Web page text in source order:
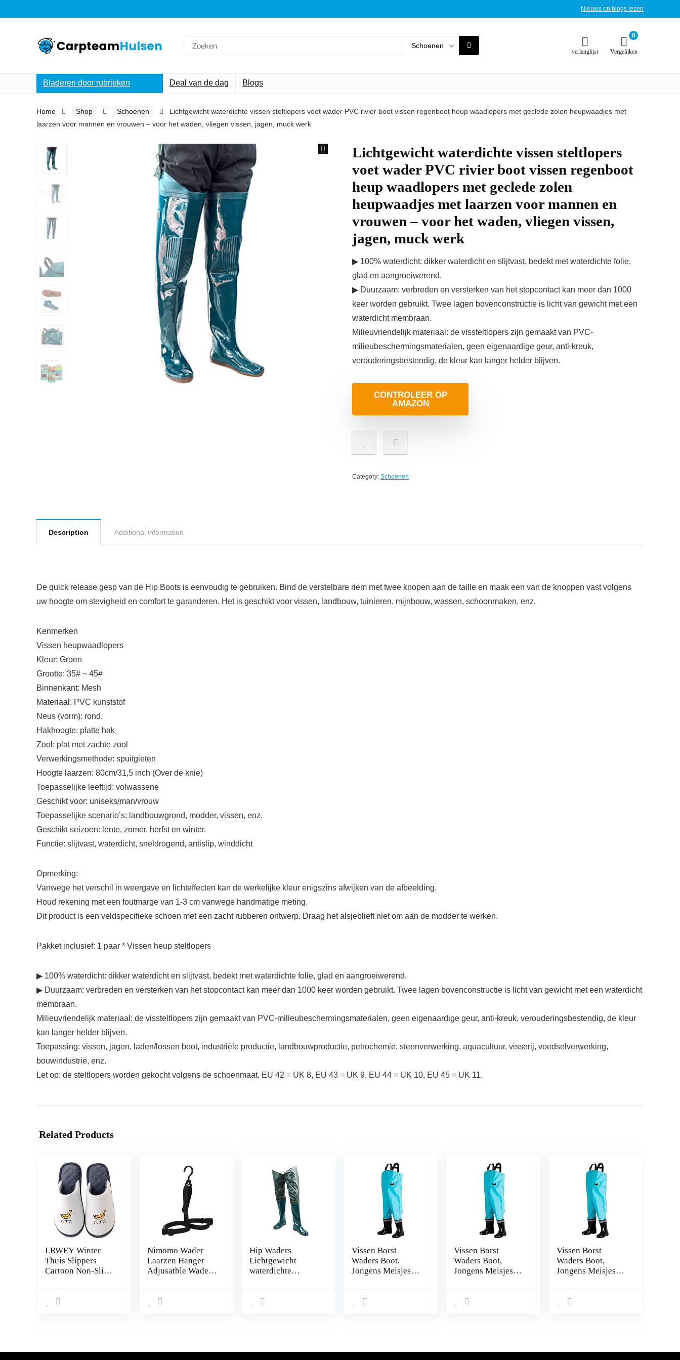
Nieuws en blogs lezen
Search
for:
Schoenen
verlanglijst
0
Vergelijken
Bladeren door rubrieken Deal van de dag Blogs
Home Shop Schoenen
Lichtgewicht waterdichte vissen steltlopers voet wader PVC rivier boot vissen regenboot heup waadlopers met geclede zolen heupwaadjes met
laarzen voor mannen en vrouwen – voor het waden, vliegen vissen, jagen, muck werk
Lichtgewicht waterdichte vissen steltlopers
voet wader PVC rivier boot vissen regenboot
heup waadlopers met geclede zolen
heupwaadjes met laarzen voor mannen en
vrouwen – voor het waden, vliegen vissen,
jagen, muck werk
▶ 100% waterdicht: dikker waterdicht en slijtvast, bedekt met waterdichte folie,
glad en aangroeiwerend.
▶ Duurzaam: verbreden en versterken van het stopcontact kan meer dan 1000
keer worden gebruikt. Twee lagen bovenconstructie is licht van gewicht met een
waterdicht membraan.
Milieuvriendelijk materiaal: de vissteltlopers zijn gemaakt van PVC-
milieubeschermingsmaterialen, geen eigenaardige geur, anti-kreuk,
verouderingsbestendig, de kleur kan langer helder blijven.
CONTROLEER OP
AMAZON
Category: Schoenen
Description Additional information
De quick release gesp van de Hip Boots is eenvoudig te gebruiken. Bind de verstelbare riem met twee knopen aan de taille en maak een van de knoppen vast volgens
uw hoogte om stevigheid en comfort te garanderen. Het is geschikt voor vissen, landbouw, tuinieren, mijnbouw, wassen, schoonmaken, enz.
Kenmerken
Vissen heupwaadlopers
Kleur: Groen
Grootte: 35# ~ 45#
Binnenkant: Mesh
Materiaal: PVC kunststof
Neus (vorm): rond.
Hakhoogte: platte hak
Zool: plat met zachte zool
Verwerkingsmethode: spuitgieten
Hoogte laarzen: 80cm/31,5 inch (Over de knie)
Toepasselijke leeftijd: volwassene
Geschikt voor: uniseks/man/vrouw
Toepasselijke scenario’s: landbouwgrond, modder, vissen, enz.
Geschikt seizoen: lente, zomer, herfst en winter.
Functie: slijtvast, waterdicht, sneldrogend, antislip, winddicht
Opmerking:
Vanwege het verschil in weergave en lichteffecten kan de werkelijke kleur enigszins afwijken van de afbeelding.
Houd rekening met een foutmarge van 1-3 cm vanwege handmatige meting.
Dit product is een veldspecifieke schoen met een zacht rubberen ontwerp. Draag het alsjeblieft niet om aan de modder te werken.
Pakket inclusief: 1 paar * Vissen heup steltlopers
▶ 100% waterdicht: dikker waterdicht en slijtvast, bedekt met waterdichte folie, glad en aangroeiwerend.
▶ Duurzaam: verbreden en versterken van het stopcontact kan meer dan 1000 keer worden gebruikt. Twee lagen bovenconstructie is licht van gewicht met een waterdicht
membraan.
Milieuvriendelijk materiaal: de vissteltlopers zijn gemaakt van PVC-milieubeschermingsmaterialen, geen eigenaardige geur, anti-kreuk, verouderingsbestendig, de kleur
kan langer helder blijven.
Toepassing: vissen, jagen, laden/lossen boot, industriële productie, landbouwproductie, petrochemie, steenverwerking, aquacultuur, visserij, voedselverwerking,
bouwindustrie, enz.
Let op: de steltlopers worden gekocht volgens de schoenmaat, EU 42 = UK 8, EU 43 = UK 9, EU 44 = UK 10, EU 45 = UK 11.
Related Products
LRWEY Winter
Thuis Slippers
Cartoon Non-Slip
Vloerschoenen
Outdoor Anti-slip
Nimomo Wader
Laarzen Hanger
Adjusatble Wader
Regen Laarzen
Hip Waders
Lichtgewicht
waterdichte
vrouwen, PVC
Vissen Borst
Waders Boot,
Jongens Meisjes
Jagen (Color : E,
Vissen Borst
Waders Boot,
Jongens Meisjes
Jagen (Color : E,
Vissen Borst
Waders Boot,
Jongens Meisjes
Jagen (Color : E,